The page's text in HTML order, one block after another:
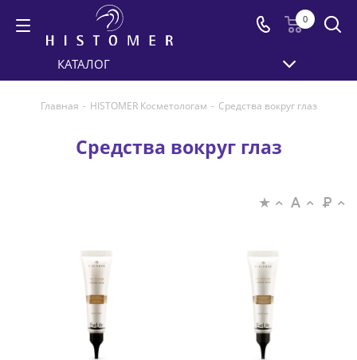
0
КАТАЛОГ
Главная - HISTOMER Косметологам - Средства вокруг глаз
Средства вокруг глаз